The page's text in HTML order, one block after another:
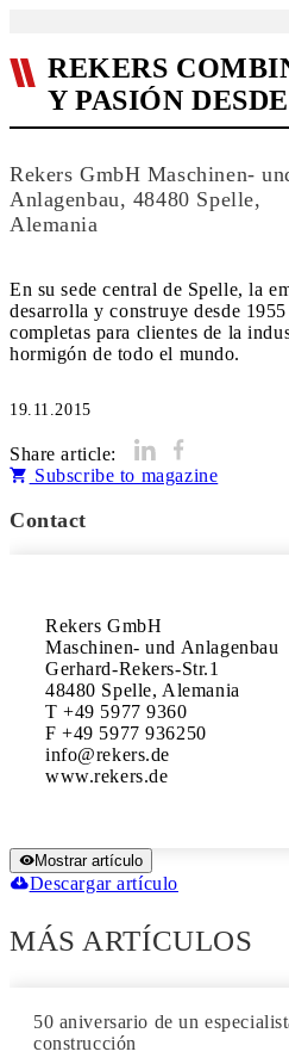
REKERS
Y PASIÓN
Rekers GmbH Maschinen-
Anlagenbau, 48480 Spelle,
Alemania
En su sede central de Spelle, la
desarrolla y construye desde
completas para clientes de la
hormigón de todo el mundo.
19.11.2015
Share article:
Subscribe to magazine
Contact
Rekers GmbH
Maschinen- und Anlagenbau
Gerhard-Rekers-Str.1
48480 Spelle, Alemania
T +49 5977 9360
F +49 5977 936250
info@rekers.de
www.rekers.de
Mostrar artículo
Descargar artículo
MÁS ARTÍCULOS
50 aniversario de un
construcción